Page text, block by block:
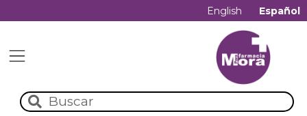
English Español